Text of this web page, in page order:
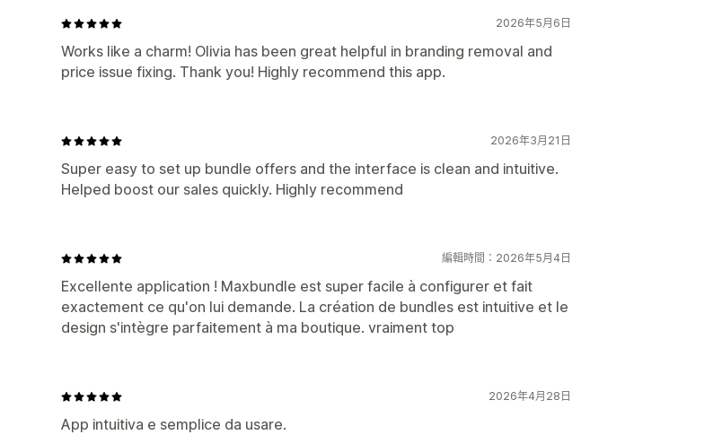
2026年5月6日
Works like a charm! Olivia has been great helpful in branding removal and
price issue fixing. Thank you! Highly recommend this app.
2026年3月21日
Super easy to set up bundle offers and the interface is clean and intuitive.
Helped boost our sales quickly. Highly recommend
編輯時間：2026年5月4日
Excellente application ! Maxbundle est super facile à configurer et fait
exactement ce qu'on lui demande. La création de bundles est intuitive et le
design s'intègre parfaitement à ma boutique. vraiment top
2026年4月28日
App intuitiva e semplice da usare.